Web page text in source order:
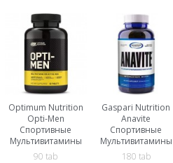
Optimum Nutrition
Opti-Men
Спортивные
Мультивитамины
90 tab
Gaspari Nutrition
Anavite
Спортивные
Мультивитамины
180 tab